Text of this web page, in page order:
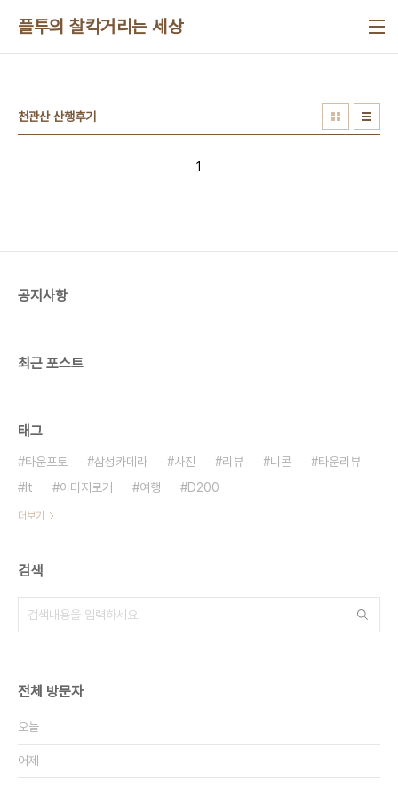
플투의 찰칵거리는 세상
천관산 산행후기
1
공지사항
최근 포스트
태그
타운포토 삼성카메라 사진 리뷰 니콘
타운리뷰
It
이미지로거 여행 D200
더보기
검색
전체 방문자
오늘
어제